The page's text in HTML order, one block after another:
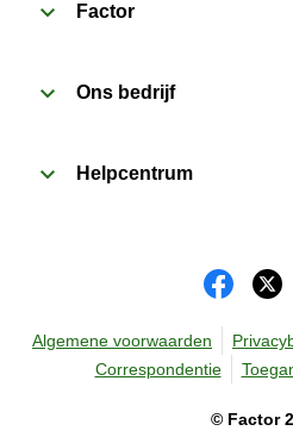
sleeve en prik enkele gaatjes
daarna nog 1 minuut rusten
Factor
Ons bedrijf
Helpcentrum
© Factor
Algemene voorwaarden
Correspondentie